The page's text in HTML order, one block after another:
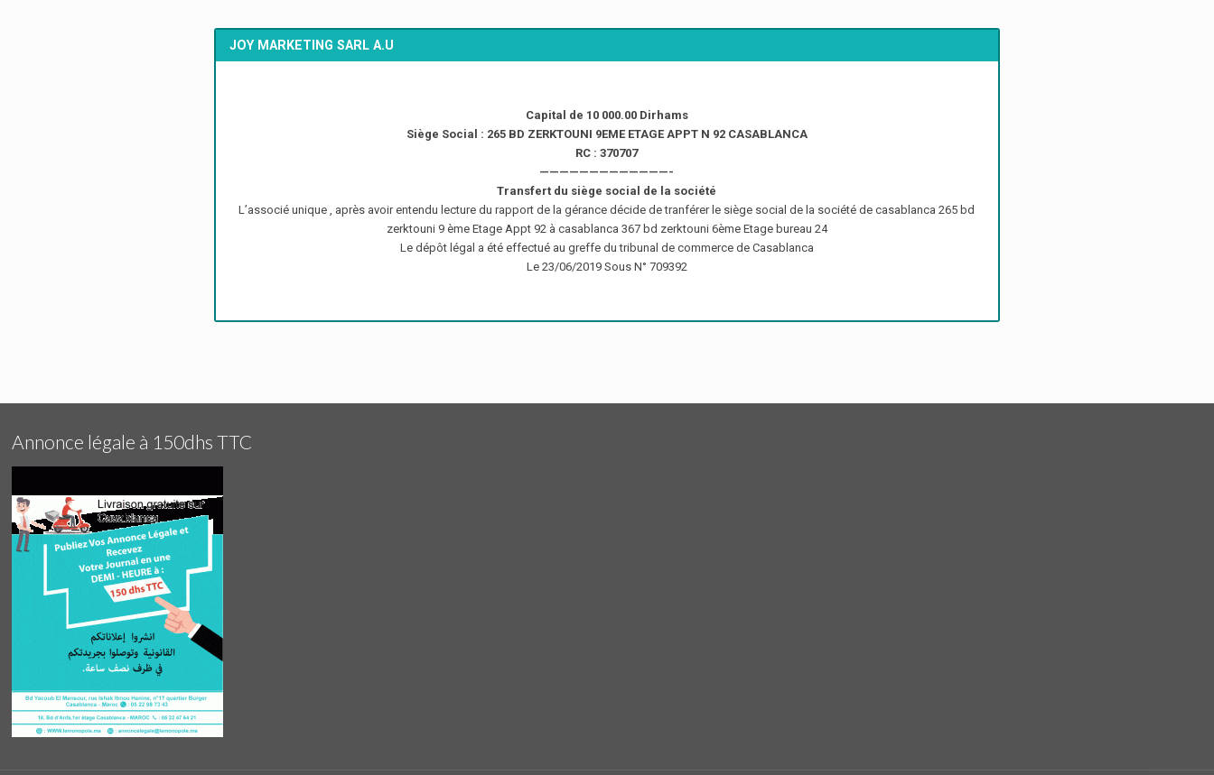
JOY MARKETING SARL A.U
Capital de 10 000.00 Dirhams
Siège Social : 265 BD ZERKTOUNI 9EME ETAGE APPT N 92 CASABLANCA
RC : 370707
—————————————-
Transfert du siège social de la société
L’associé unique , après avoir entendu lecture du rapport de la gérance décide de tranférer le siège social de la société de casablanca 265 bd
zerktouni 9 ème Etage Appt 92 à casablanca 367 bd zerktouni 6ème Etage bureau 24
Le dépôt légal a été effectué au greffe du tribunal de commerce de Casablanca
Le 23/06/2019 Sous N° 709392
Annonce légale à 150dhs TTC